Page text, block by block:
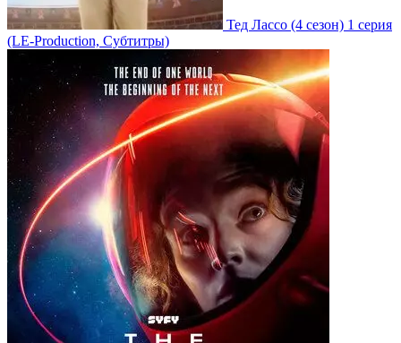
Тед Лассо (4 сезон) 1 серия
(LE-Production, Субтитры)